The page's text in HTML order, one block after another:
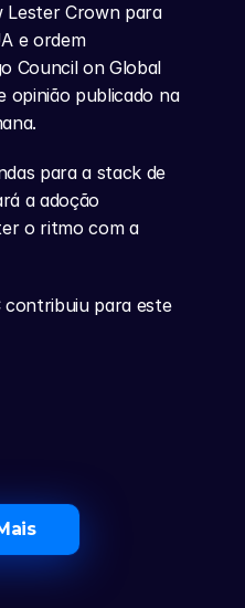
Lester Crown para
e ordem
Council on Global
opinião publicado na
para a stack de
a adoção
o ritmo com a
contribuiu para este